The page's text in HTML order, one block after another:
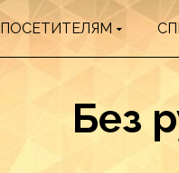
ПОСЕТИТЕЛЯМ
Без